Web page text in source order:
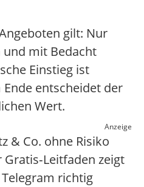
gilt: Nur
mit Bedacht
Einstieg ist
entscheidet der
Wert.
Anzeige
& Co. ohne Risiko
zeigt
richtig